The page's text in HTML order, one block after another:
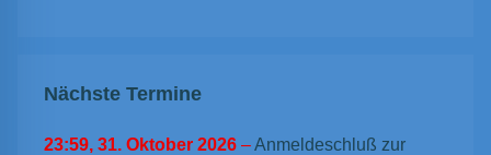
Nächste Termine
23:59, 31. Oktober 2026 –Anmeldeschluß zur